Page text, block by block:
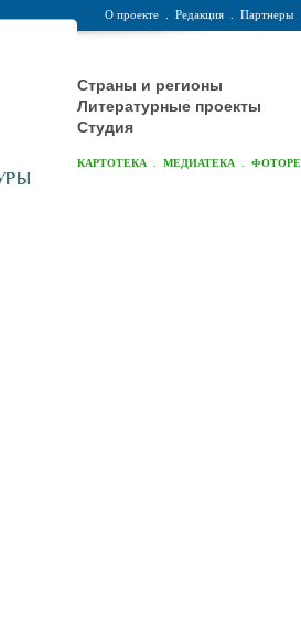
О проекте Редакция Партнеры
Страны и регионы
Литературные проекты
Студия
КАРТОТЕКА МЕДИАТЕКА